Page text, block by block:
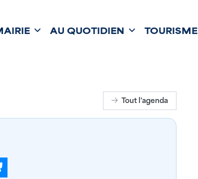
AU QUOTIDIEN TOURISME
Tout l'agenda